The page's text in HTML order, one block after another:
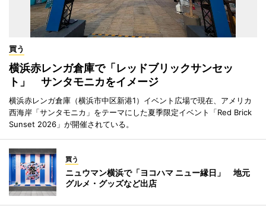
買う
横浜赤レンガ倉庫で「レッドブリックサンセッ
ト」 サンタモニカをイメージ
横浜赤レンガ倉庫（横浜市中区新港1）イベント広場で現在、アメリカ
西海岸「サンタモニカ」をテーマにした夏季限定イベント「Red Brick
Sunset 2026」が開催されている。
買う
ニュウマン横浜で「ヨコハマ ニュー縁日」 地元
グルメ・グッズなど出店